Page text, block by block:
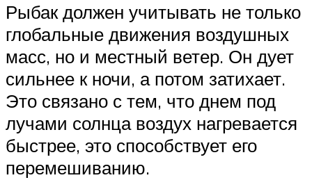
Рыбак должен учитывать не только
глобальные движения воздушных
масс, но и местный ветер. Он дует
сильнее к ночи, а потом затихает.
Это связано с тем, что днем под
лучами солнца воздух нагревается
быстрее, это способствует его
перемешиванию.